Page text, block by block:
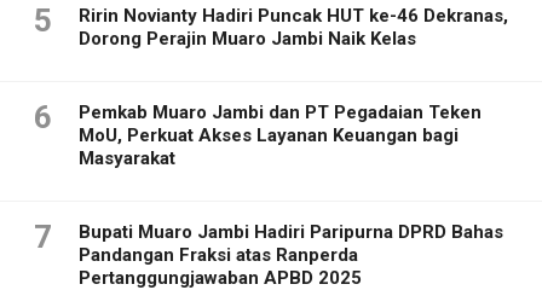
5
Ririn Novianty Hadiri Puncak HUT ke-46 Dekranas,
Dorong Perajin Muaro Jambi Naik Kelas
6
Pemkab Muaro Jambi dan PT Pegadaian Teken
MoU, Perkuat Akses Layanan Keuangan bagi
Masyarakat
7
Bupati Muaro Jambi Hadiri Paripurna DPRD Bahas
Pandangan Fraksi atas Ranperda
Pertanggungjawaban APBD 2025